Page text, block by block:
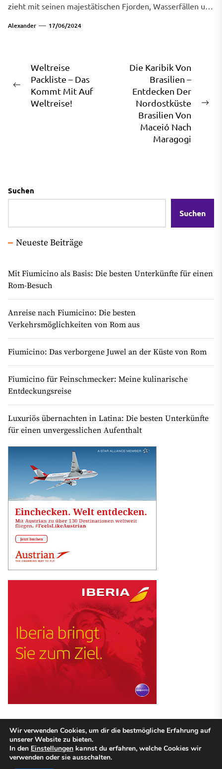
zieht mit seinen majestätischen Fjorden, Wasserfällen und
Alexander 17/06/2024
Beitragsnavigation
Previous
post:
Weltreise
Packliste – Das
Kommt Mit Auf
Weltreise!
Die Karibik Von
Brasilien –
Entdecken Der
Nordostküste
Brasilien Von
Maceió Nach
Maragogi
Suchen
Suchen
Neueste Beiträge
Mit Fiumicino als Basis: Die besten Unterkünfte für einen
Rom-Besuch
Anreise nach Fiumicino: Die besten
Verkehrsmöglichkeiten von Rom aus
Fiumicino: Das verborgene Juwel an der Küste von Rom
Fiumicino für Feinschmecker: Meine kulinarische
Entdeckungsreise
Luxuriös übernachten in Latina: Die besten Unterkünfte
für einen unvergesslichen Aufenthalt
Copyright © 2026Guenstige Hotel. ALLE RECHTE VORBEHALTEN.
Theme: Revista ByThemeinwp.Powered by
Wir verwenden Cookies, um dir die bestmögliche Erfahrung auf
unserer Website zu bieten.
In den Einstellungen kannst du erfahren, welche Cookies wir
verwenden oder sie ausschalten.